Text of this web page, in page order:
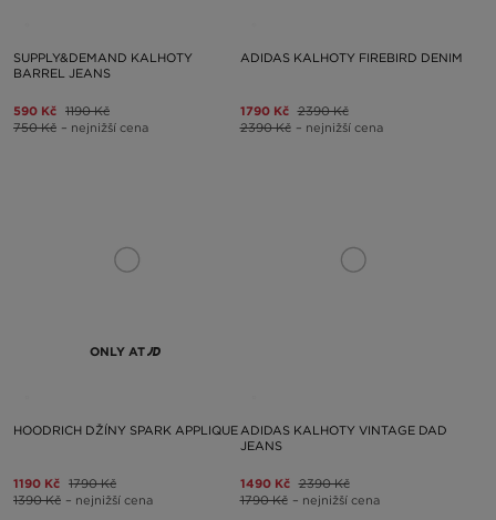
SUPPLY&DEMAND KALHOTY
BARREL JEANS
590 Kč 1190 Kč
750 Kč – nejnižší cena
ADIDAS KALHOTY FIREBIRD DENIM
1790 Kč 2390 Kč
2390 Kč – nejnižší cena
ONLY AT
HOODRICH DŽÍNY SPARK APPLIQUE
1190 Kč 1790 Kč
1390 Kč – nejnižší cena
ADIDAS KALHOTY VINTAGE DAD
JEANS
1490 Kč 2390 Kč
1790 Kč – nejnižší cena